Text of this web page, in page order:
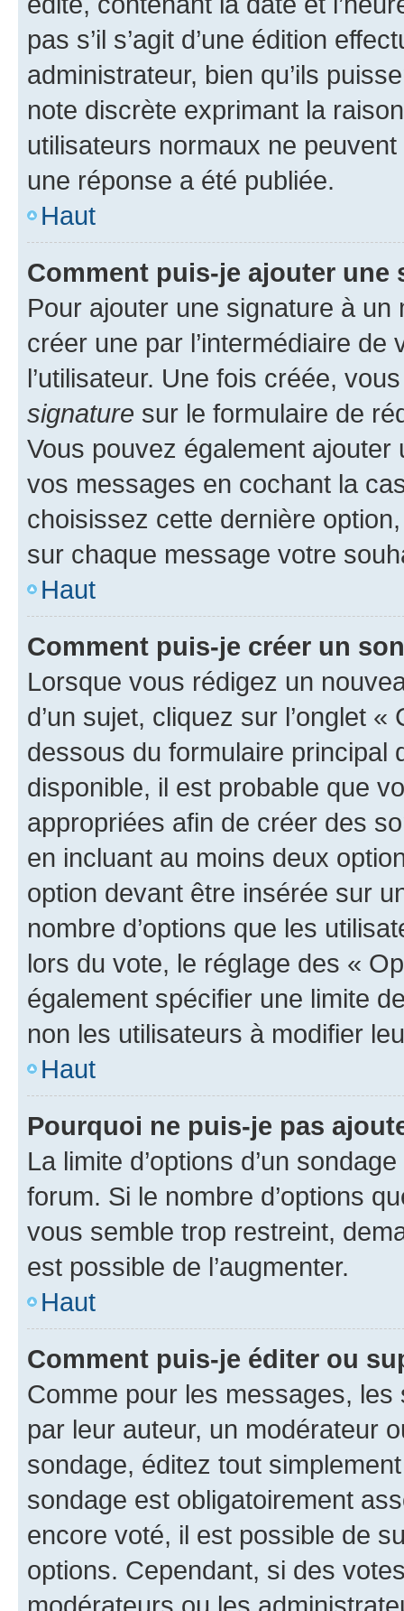
pas s’il s’agit d’une édition
administrateur, bien qu’ils
note discrète exprimant la
utilisateurs normaux ne
une réponse a été publiée.
Haut
Comment puis-je ajouter une
Pour ajouter une signature à un
créer une par l’intermédiaire
l’utilisateur. Une fois créée,
signature sur le formulaire de
Vous pouvez également
vos messages en cochant la
choisissez cette dernière
sur chaque message votre
Haut
Comment puis-je créer un
Lorsque vous rédigez un
d’un sujet, cliquez sur l’onglet
dessous du formulaire principal
disponible, il est probable que
appropriées afin de créer des
en incluant au moins deux
option devant être insérée sur
nombre d’options que les
lors du vote, le réglage des «
également spécifier une limite
non les utilisateurs à modifier
Haut
Pourquoi ne puis-je pas
La limite d’options d’un
forum. Si le nombre d’options
vous semble trop restreint,
est possible de l’augmenter.
Haut
Comment puis-je éditer ou
Comme pour les messages,
par leur auteur, un modérateur
sondage, éditez tout
sondage est obligatoirement
encore voté, il est possible de
options. Cependant, si des